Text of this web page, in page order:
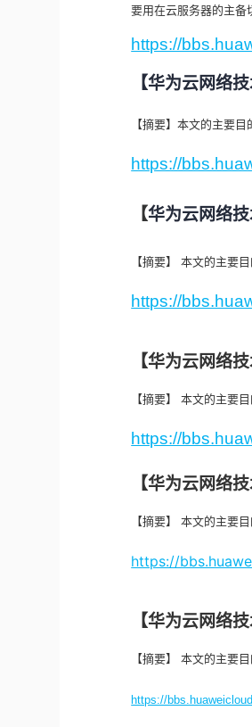
要用在云服务器的主备
https://
【华为云网络
【摘要】本文的主要
https://
【华为云网络
【摘要】 本文的主要
https://
【华为云网络
【摘要】 本文的主要
https://
【华为云网络
【摘要】 本文的主要
https://
【华为云网络
【摘要】 本文的主要
https://